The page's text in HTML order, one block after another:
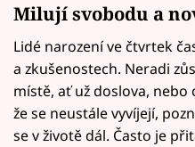
Milují svobodu a
Lidé narození ve čtvrtek
a zkušenostech. Neradi
místě, ať už doslova,
že se neustále vyvíjejí,
se v životě dál. Často je